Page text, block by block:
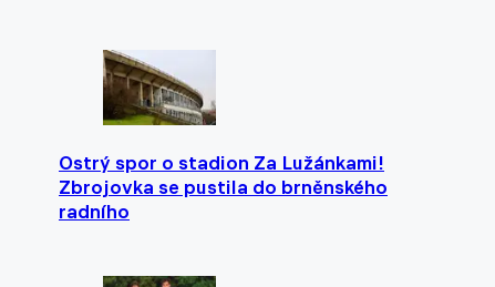
Ostrý spor o stadion Za Lužánkami!
Zbrojovka se pustila do brněnského
radního